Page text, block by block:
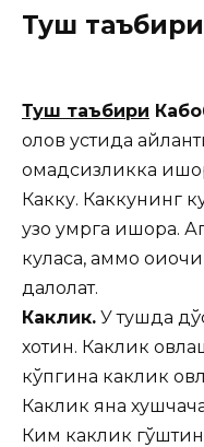
Туш
Туш таъбири
олов устида
омадсизликка
Какку. Каккунинг
узоқ умрга ишора.
куласа, аммо оиочи
далолат.
Каклик. У тушда
хотин. Каклик
кўпгина каклик
Каклик яна
Ким каклик